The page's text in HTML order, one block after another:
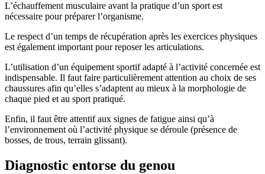
L’échauffement musculaire avant la pratique d’un sport est
nécessaire pour préparer l’organisme.
Le respect d’un temps de récupération après les exercices physiques
est également important pour reposer les articulations.
L’utilisation d’un équipement sportif adapté à l’activité concernée est
indispensable. Il faut faire particulièrement attention au choix de ses
chaussures afin qu’elles s’adaptent au mieux à la morphologie de
chaque pied et au sport pratiqué.
Enfin, il faut être attentif aux signes de fatigue ainsi qu’à
l’environnement où l’activité physique se déroule (présence de
bosses, de trous, terrain glissant).
Diagnostic entorse du genou